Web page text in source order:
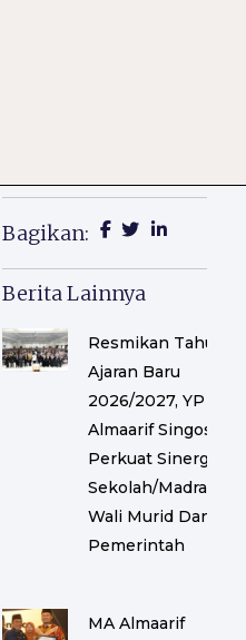
Bagikan:
Berita Lainnya
Resmikan Tahun
Ajaran Baru
2026/2027, YP
Almaarif Singosari
Perkuat Sinergi
Sekolah/Madrasah,
Wali Murid Dan
Pemerintah
MA Almaarif